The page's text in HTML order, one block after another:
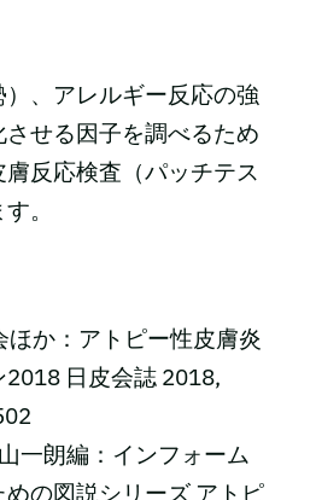
、アレルギー反応の強
せる因子を調べるため
反応検査（パッチテス
。
ほか：アトピー性皮膚炎
日皮会誌 2018,
一朗編：インフォーム
めの図説シリーズ アトピ